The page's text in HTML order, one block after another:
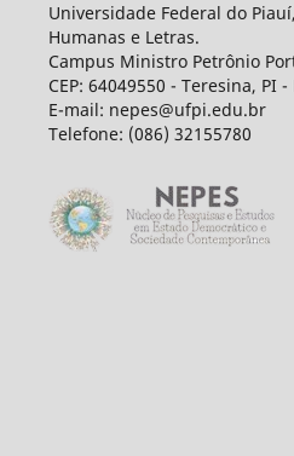
Universidade Federal do
Humanas e Letras.
Campus Ministro Petrônio
CEP: 64049550 - Teresina, PI
E-mail: nepes@ufpi.edu.br
Telefone: (086) 32155780